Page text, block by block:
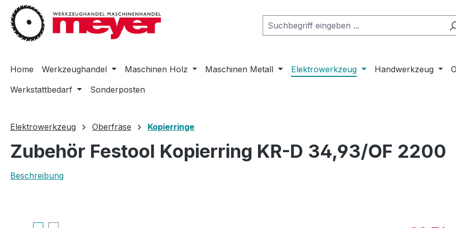
Hauptinhalt springen
Zur Suche springen
Zur Hauptnavigation springen
Home Werkzeughandel Maschinen Holz Maschinen Metall Elektrowerkzeug Handwerkzeug
Werkstattbedarf
Sonderposten
Elektrowerkzeug Oberfräse Kopierringe
Zubehör Festool Kopierring KR-D 34,93/OF 2200
Beschreibung